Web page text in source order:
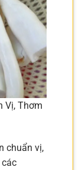
Vị, Thơm
chuẩn vị,